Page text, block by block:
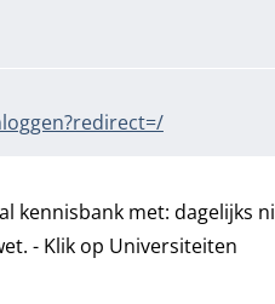
kennisbank met: dagelijks
- Klik op Universiteiten